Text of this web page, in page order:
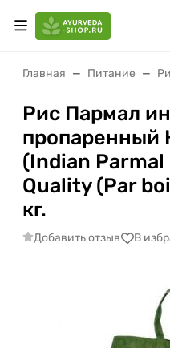
Главная Питание
Рис Пармал
пропаренный
(Indian
Quality (Par
кг.
Добавить отзыв В